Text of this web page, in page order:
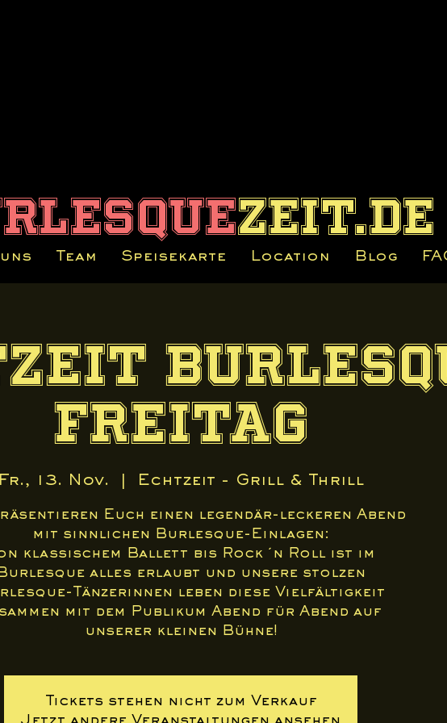
Team Speisekarte Location Blog
zeit.de
Freitag
Fr., 13. Nov. Echtzeit - Grill & Thrill
Euch einen legendär-leckeren Abend
mit sinnlichen Burlesque-Einlagen:
klassischem Ballett bis Rock ´n Roll ist im
Burlesque alles erlaubt und unsere stolzen
Tänzerinnen leben diese Vielfältigkeit
mit dem Publikum Abend für Abend auf
unserer kleinen Bühne!
Tickets stehen nicht zum Verkauf